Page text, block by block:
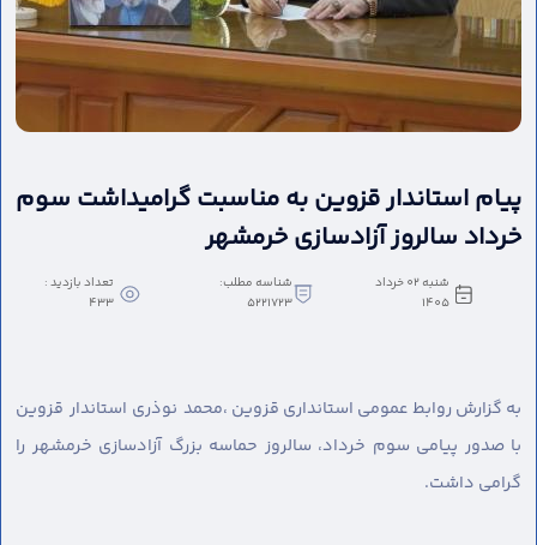
پیام استاندار قزوین به مناسبت گرامیداشت سوم
خرداد سالروز آزادسازی خرمشهر
شنبه 02 خرداد
1405
شناسه مطلب:
5221723
تعداد بازدید :
433
به گزارش روابط عمومی استانداری قزوین ،محمد نوذری استاندار قزوین
با صدور پیامی سوم خرداد، سالروز حماسه بزرگ آزادسازی خرمشهر را
گرامی داشت.